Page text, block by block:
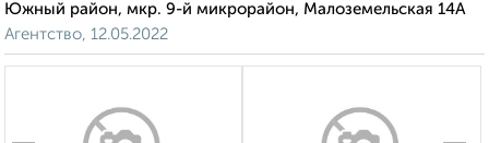
Южный район, мкр. 9-й микрорайон, Малоземельская 14А
Агентство, 12.05.2022